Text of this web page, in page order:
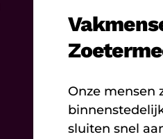
Onze mensen
sluiten snel